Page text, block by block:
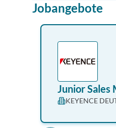
Jobangebote
Junior Sales
KEYENCE